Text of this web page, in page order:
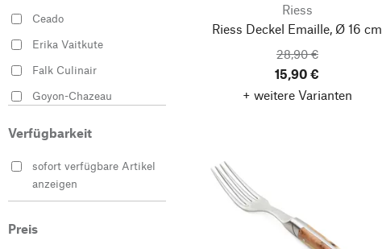
Ceado
Erika Vaitkute
Falk Culinair
Goyon-Chazeau
Riess
seijo
Verso Design
Verfügbarkeit
sofort verfügbare Artikel
anzeigen
Preis
Riess
Riess Deckel Emaille, Ø 16 cm
28,90 €
15,90 €
+ weitere Varianten